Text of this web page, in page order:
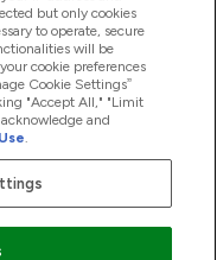
but only cookies
to operate, secure
will be
cookie preferences
Cookie Settings”
"Accept All," "Limit
and
.